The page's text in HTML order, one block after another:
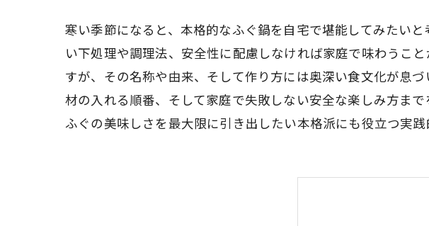
寒い季節になると、本格的なふぐ鍋を自宅で堪能してみたい
い下処理や調理法、安全性に配慮しなければ家庭で味わうこ
すが、その名称や由来、そして作り方には奥深い食文化が息
材の入れる順番、そして家庭で失敗しない安全な楽しみ方ま
ふぐの美味しさを最大限に引き出したい本格派にも役立つ実践